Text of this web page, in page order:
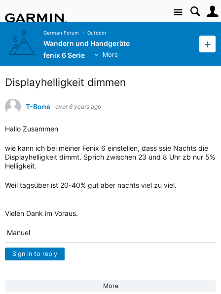
Site
German Forum Outdoor
Wandern und Handgeräte
fenix 6 Serie
More
Displayhelligkeit dimmen
T-Bone over 6 years ago
Hallo Zusammen
wie kann ich bei meiner Fenix 6 einstellen, dass ssie Nachts die
Displayhelligkeit dimmt. Sprich zwischen 23 und 8 Uhr zb nur 5%
Helligkeit.
Weil tagsüber ist 20-40% gut aber nachts viel zu viel.
Vielen Dank im Voraus.
Manuel
Sign in to reply
More